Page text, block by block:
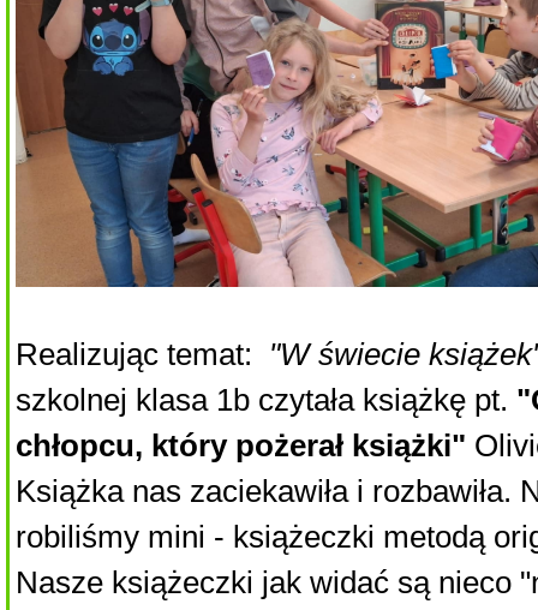
Realizując temat: "W świecie
szkolnej klasa 1b czytała książkę pt.
chłopcu, który pożerał książki"
Książka nas zaciekawiła i rozbawiła.
robiliśmy mini - książeczki metodą
Nasze książeczki jak widać są nieco